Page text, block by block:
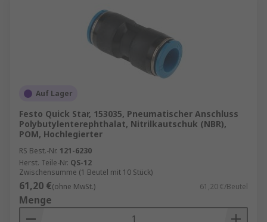
Auf Lager
Festo Quick Star, 153035, Pneumatischer Anschluss
Polybutylenterephthalat, Nitrilkautschuk (NBR),
POM, Hochlegierter
RS Best.-Nr. 121-6230
Herst. Teile-Nr. QS-12
Zwischensumme (1 Beutel mit 10 Stück)
61,20 €(ohne MwSt.) 61,20 €/Beutel
Menge